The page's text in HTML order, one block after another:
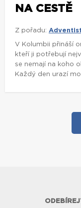
NA CESTĚ
Z pořadu:
V Kolumbii přináší
kteří ji potřebují
se nemají na koho
Každý den urazí